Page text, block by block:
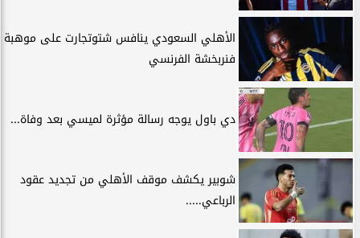
الأهلي السعودي ينافس شتوتجارت على موهبة
فنربخشة الفرنسي
دي باول يوجه رسالة مؤثرة لميسي بعد وفاة...
شوبير يكشف موقف الأهلي من تجديد عقود
الرباعي.....